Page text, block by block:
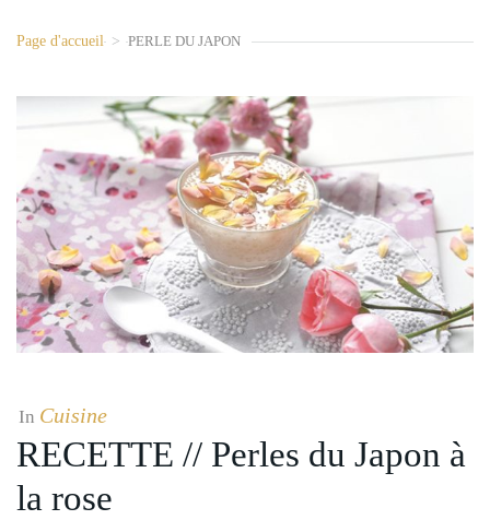
Page d'accueil > PERLE DU JAPON
In Cuisine
RECETTE // Perles du Japon à
la rose